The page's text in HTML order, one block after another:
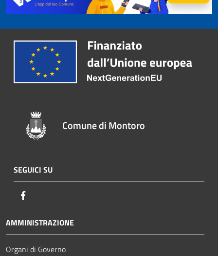
Comune di Montoro
SEGUICI SU
AMMINISTRAZIONE
Organi di Governo